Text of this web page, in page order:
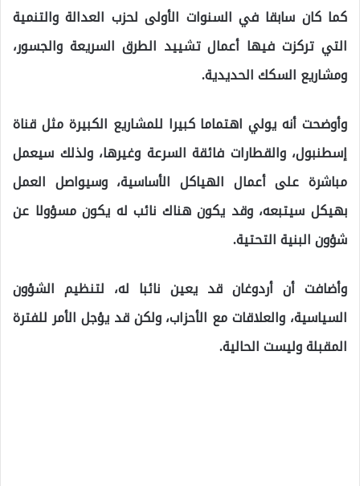
كما كان سابقا في السنوات الأولى لحزب العدالة والتنمية
التي تركزت فيها أعمال تشييد الطرق السريعة والجسور،
ومشاريع السكك الحديدية.
وأوضحت أنه يولي اهتماما كبيرا للمشاريع الكبيرة مثل قناة
إسطنبول، والقطارات فائقة السرعة وغيرها، ولذلك سيعمل
مباشرة على أعمال الهياكل الأساسية، وسيواصل العمل
بهيكل سيتبعه، وقد يكون هناك نائب له يكون مسؤولا عن
شؤون البنية التحتية.
وأضافت أن أردوغان قد يعين نائبا له، لتنظيم الشؤون
السياسية، والعلاقات مع الأحزاب، ولكن قد يؤجل الأمر للفترة
المقبلة وليست الحالية.